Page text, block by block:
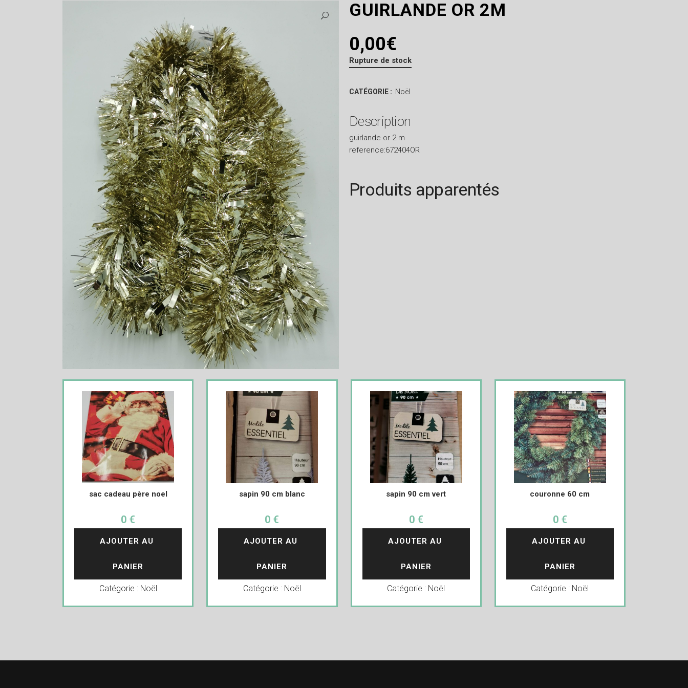
GUIRLANDE OR 2M
0,00€
Rupture de stock
CATÉGORIE : Noël
Description
guirlande or 2 m
reference:672404OR
Produits apparentés
sac cadeau père noel
0 €
AJOUTER AU
PANIER
Catégorie : Noël
sapin 90 cm blanc
0 €
AJOUTER AU
PANIER
Catégorie : Noël
sapin 90 cm vert
0 €
AJOUTER AU
PANIER
Catégorie : Noël
couronne 60 cm
0 €
AJOUTER AU
PANIER
Catégorie : Noël